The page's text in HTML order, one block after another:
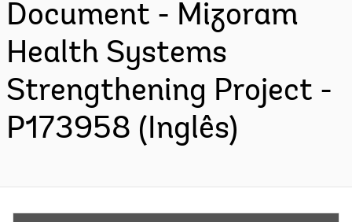
Document - Mizoram
Health Systems
Strengthening Project -
P173958 (Inglês)